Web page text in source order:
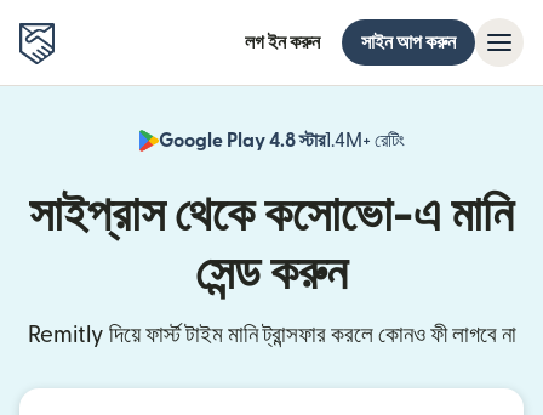
লগ ইন করুন সাইন আপ করুন
Google Play 4.8 স্টার1.4M+ রেটিং
সাইপ্রাস থেকে কসোভো-এ মানি
সেন্ড করুন
Remitly দিয়ে ফার্স্ট টাইম মানি ট্রান্সফার করলে কোনও ফী লাগবে না